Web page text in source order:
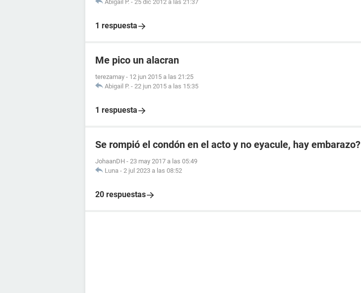
Abigail P. - 25 dic 2012 a las 21:37
1 respuesta
Me pico un alacran
terezamay - 12 jun 2015 a las 21:25
Abigail P. - 22 jun 2015 a las 15:35
1 respuesta
Se rompió el condón en el acto y no eyacule, hay embarazo?
JohaanDH - 23 may 2017 a las 05:49
Luna - 2 jul 2023 a las 08:52
20 respuestas